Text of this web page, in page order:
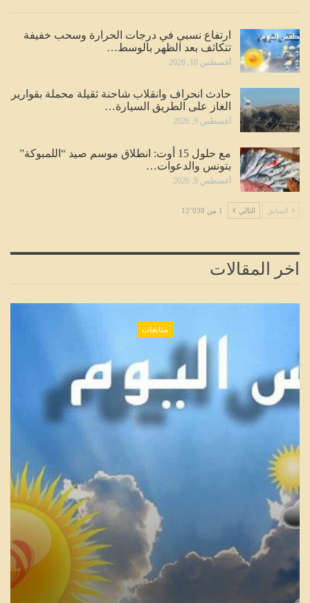
ارتفاع نسبي في درجات الحرارة وسحب خفيفة
تتكاثف بعد الظهر بالوسط…
أغسطس 10, 2026
حادث انحراف وانقلاب شاحنة ثقيلة محملة بقوارير
الغاز على الطريق السيارة…
أغسطس 9, 2026
مع حلول 15 أوت: انطلاق موسم صيد “اللمبوكة”
بتونس والدعوات…
أغسطس 9, 2026
السابق التالي 1 من 12٬038
اخر المقالات